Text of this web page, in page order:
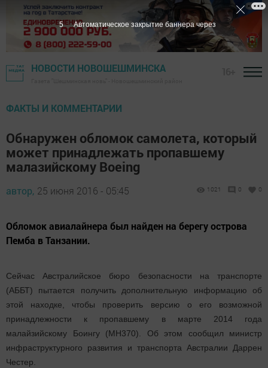
НОВОСТИ НОВОШЕШМИНСКА
ФАКТЫ И КОММЕНТАРИИ
Обнаружен обломок самолета, который
может принадлежать пропавшему
малазийскому Boeing
автор, 25 июня 2016 - 05:45 1021 0 0
Обломок авиалайнера был найден на берегу острова
Пемба в Танзании.
Сейчас Австралийское бюро безопасности на транспорте
(АББТ) пытается получить дополнительную информацию об
этой находке, чтобы проверить версию о его возможной
принадлежности к пропавшему в марте 2014 года
малайзийскому Боингу (MH370). Об этом сообщил министр
инфраструктурного развития и транспорта Австралии Даррен
Честер.
5 Автоматическое закрытие баннера через